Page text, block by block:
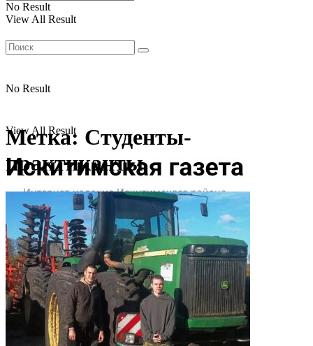
No Result
View All Result
No Result
View All Result
Метка: Студенты-
практиканты